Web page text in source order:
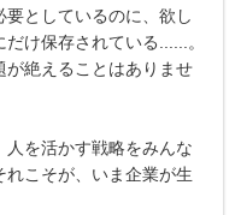
としているのに、欲し
け保存されている......。
が絶えることはありませ
人を活かす戦略をみんな
こそが、いま企業が生